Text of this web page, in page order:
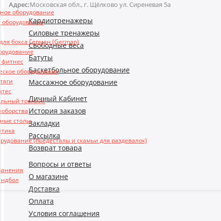
оборудование
бокса Герман (German)
фитнес
оборудование
тренинг
столы
(пьедесталы и скамьи для раздевалок)
Адрес:Московская обл., г. Щёлково ул. Сиреневая 5а
Кардиотренажеры
Силовые тренажеры
Свободные веса
Батуты
Баскетбольное оборудование
Массажное оборудование
Личный Кабинет
История заказов
Закладки
Рассылка
Возврат товара
Вопросы и ответы
О магазине
Доставка
Оплата
Условия соглашения